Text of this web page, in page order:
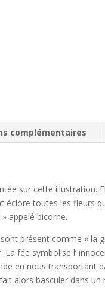
complémentaires
sur cette illustration.
éclore toutes les fleurs
appelé bicorne.
présent comme «
La fée symbolise l’
en nous transportant
alors basculer dans un